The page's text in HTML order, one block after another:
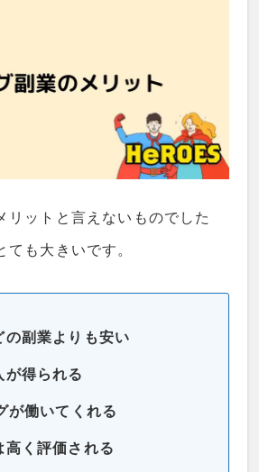
リットと言えないものでした
も大きいです。
副業よりも安い
得られる
が働いてくれる
く評価される